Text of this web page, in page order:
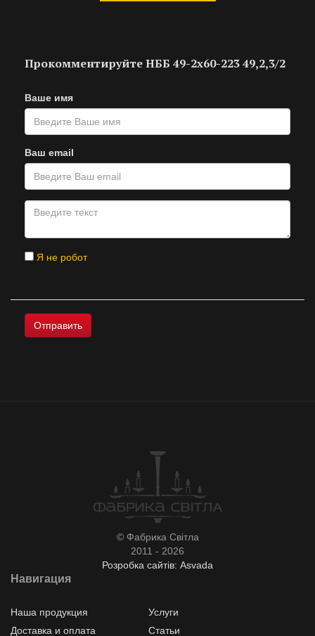
Прокомментируйте НББ 49-2х60-223 49,2,3/2
Ваше имя
Ваш email
Я не робот
© Фабрика Світла
2011 - 2026
Розробка сайтів: Asvada
Навигация
Наша продукция
Услуги
Доставка и оплата
Статьи